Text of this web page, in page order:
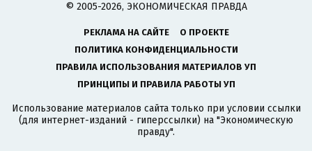
© 2005-2026, ЭКОНОМИЧЕСКАЯ ПРАВДА
РЕКЛАМА НА САЙТЕ
О ПРОЕКТЕ
ПОЛИТИКА КОНФИДЕНЦИАЛЬНОСТИ
ПРАВИЛА ИСПОЛЬЗОВАНИЯ МАТЕРИАЛОВ УП
ПРИНЦИПЫ И ПРАВИЛА РАБОТЫ УП
Использование материалов сайта только при условии ссылки
(для интернет-изданий - гиперссылки) на "Экономическую
правду".